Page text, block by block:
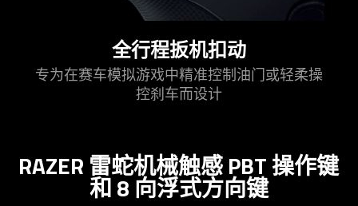
全行程扳机扣动
专为在赛车模拟游戏中精准控制油门或轻柔操
控刹车而设计
RAZER 雷蛇机械触感 PBT 操作键
和 8 向浮式方向键